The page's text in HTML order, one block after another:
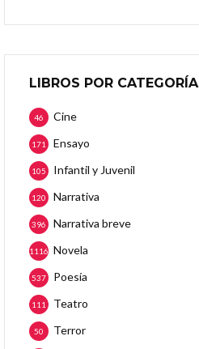
LIBROS POR CATEGORÍA
Cine
46
Ensayo
171
Infantil y Juvenil
105
Narrativa
120
Narrativa breve
396
Novela
1116
Poesía
537
Teatro
111
Terror
50